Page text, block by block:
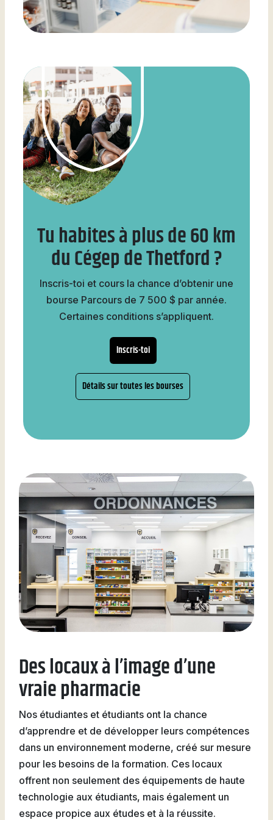
Tu habites à plus de 60 km
du Cégep de Thetford ?
Inscris-toi et cours la chance d’obtenir une
bourse Parcours de 7 500 $ par année.
Certaines conditions s’appliquent.
Inscris-toi
Détails sur toutes les bourses
Des locaux à l’image d’une
vraie pharmacie
Nos étudiantes et étudiants ont la chance
d’apprendre et de développer leurs compétences
dans un environnement moderne, créé sur mesure
pour les besoins de la formation. Ces locaux
offrent non seulement des équipements de haute
technologie aux étudiants, mais également un
espace propice aux études et à la réussite.